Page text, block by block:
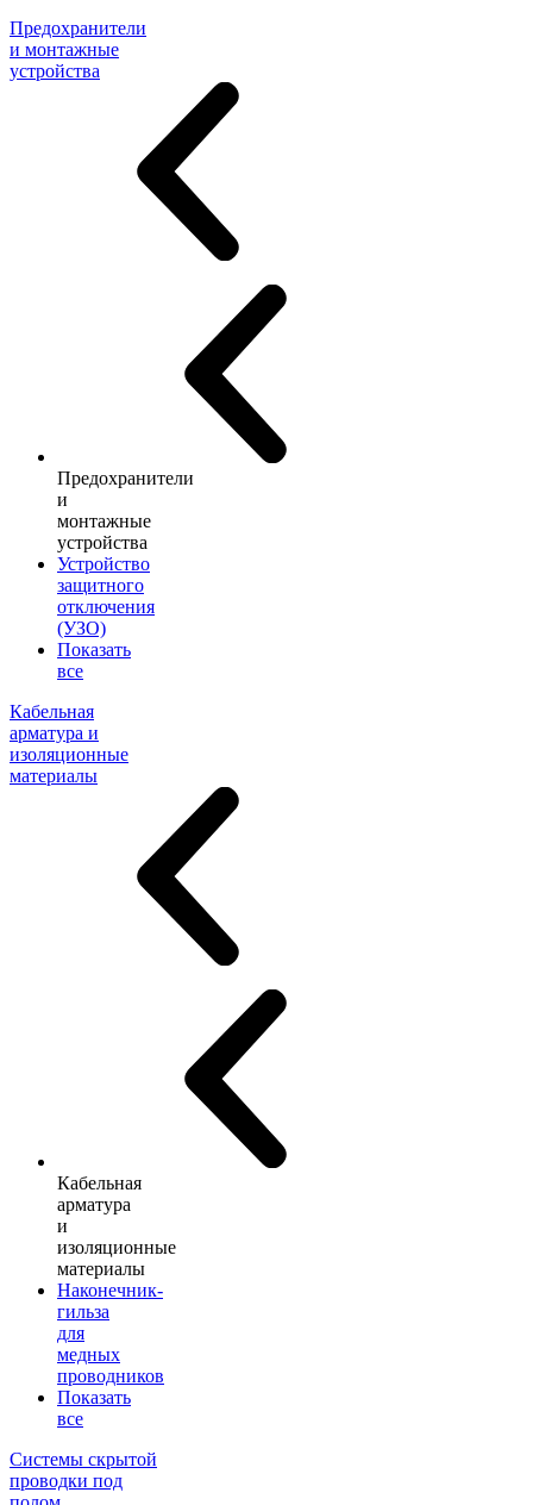
Предохранители
и монтажные
устройства
Предохранители
и
монтажные
устройства
Устройство
защитного
отключения
(УЗО)
Показать
все
Кабельная
арматура и
изоляционные
материалы
Кабельная
арматура
и
изоляционные
материалы
Наконечник-
гильза
для
медных
проводников
Показать
все
Системы скрытой
проводки под